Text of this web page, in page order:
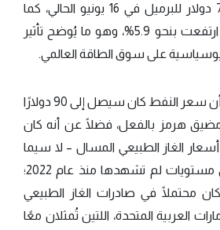
للبرميل إلى نحو 75.05 دولار للبرميل في 16 يونيو الحالي، كما
يوضح الشكل (2)، أي ارتفعت بنحو 5.9%، وهو ما يُوضح تأثير
على سوق الطاقة العالمي.
وتذهب التقديرات إلى أن سعر النفط كان سيصل إلى 90 دولارًا
مضيق هرمز بالفعل، فضلًا عن أنه كان
الغاز الطبيعي المسال – لا سيما
في آسيا وأوروبا – إلى مستويات لم تشهدها منذ عام 2022؛
محتملًا في صادرات الغاز الطبيعي
العربية المتحدة، اللتين تُمثلان معًا